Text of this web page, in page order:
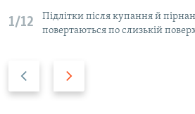
1/12
Підлітки після купання й
повертаються по слизькій